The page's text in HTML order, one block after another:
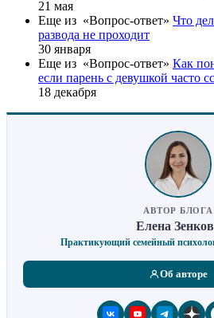
21 мая
Еще из «Вопрос-ответ» Что
развода не проходит
30 января
Еще из «Вопрос-ответ» Как
если парень с девушкой часто
18 декабря
АВТОР БЛОГА
Елена
Практикующий семейный
Об авторе